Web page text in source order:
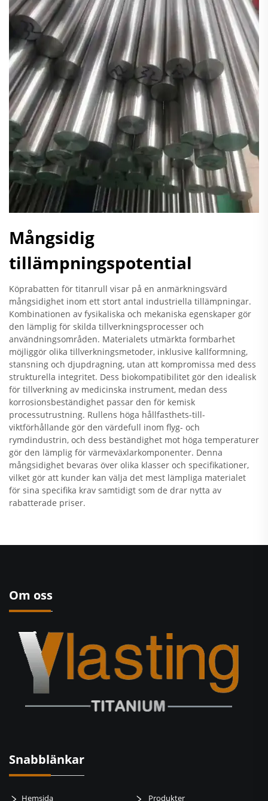
Mångsidig
tillämpningspotential
Köprabatten för titanrull visar på en anmärkningsvärd
mångsidighet inom ett stort antal industriella tillämpningar.
Kombinationen av fysikaliska och mekaniska egenskaper gör
den lämplig för skilda tillverkningsprocesser och
användningsområden. Materialets utmärkta formbarhet
möjliggör olika tillverkningsmetoder, inklusive kallformning,
stansning och djupdragning, utan att kompromissa med dess
strukturella integritet. Dess biokompatibilitet gör den idealisk
för tillverkning av medicinska instrument, medan dess
korrosionsbeständighet passar den för kemisk
processutrustning. Rullens höga hållfasthets-till-
viktförhållande gör den värdefull inom flyg- och
rymdindustrin, och dess beständighet mot höga temperaturer
gör den lämplig för värmeväxlarkomponenter. Denna
mångsidighet bevaras över olika klasser och specifikationer,
vilket gör att kunder kan välja det mest lämpliga materialet
för sina specifika krav samtidigt som de drar nytta av
rabatterade priser.
Om oss
Snabblänkar
Hemsida Produkter